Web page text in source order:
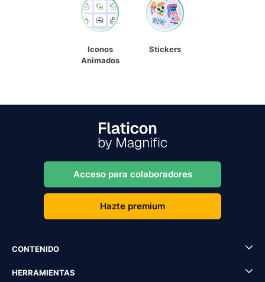
Iconos
Animados
Stickers
Acceso para colaboradores
Hazte premium
CONTENIDO
HERRAMIENTAS